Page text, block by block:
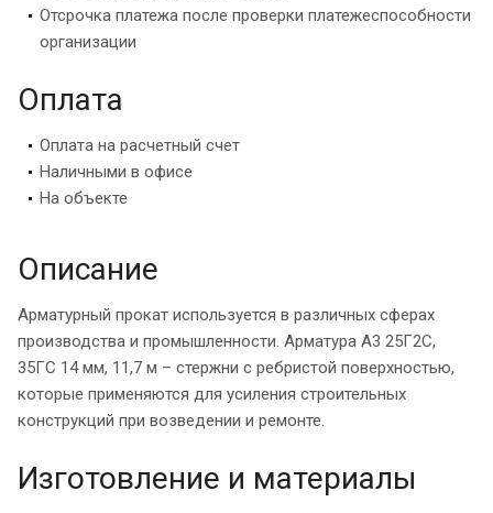
Отсрочка платежа после проверки платежеспособности
организации
Оплата
Оплата на расчетный счет
Наличными в офисе
На объекте
Описание
Арматурный прокат используется в различных сферах
производства и промышленности. Арматура А3 25Г2С,
35ГС 14 мм, 11,7 м – стержни с ребристой поверхностью,
которые применяются для усиления строительных
конструкций при возведении и ремонте.
Изготовление и материалы